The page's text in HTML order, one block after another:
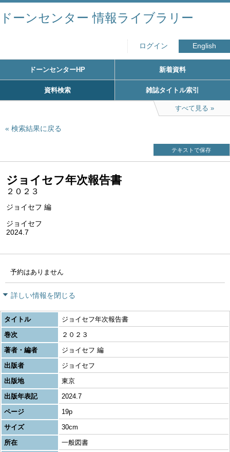
ドーンセンター 情報ライブラリー
ログイン English
ドーンセンターHP 新着資料
資料検索 雑誌タイトル索引
すべて見る
検索結果に戻る
テキストで保存
ジョイセフ年次報告書
２０２３
ジョイセフ 編
ジョイセフ
2024.7
予約はありません
詳しい情報を閉じる
タイトル
ジョイセフ年次報告書
巻次
２０２３
著者・編者
ジョイセフ 編
出版者
ジョイセフ
出版地
東京
出版年表記
2024.7
ページ
19p
サイズ
30cm
所在
一般図書